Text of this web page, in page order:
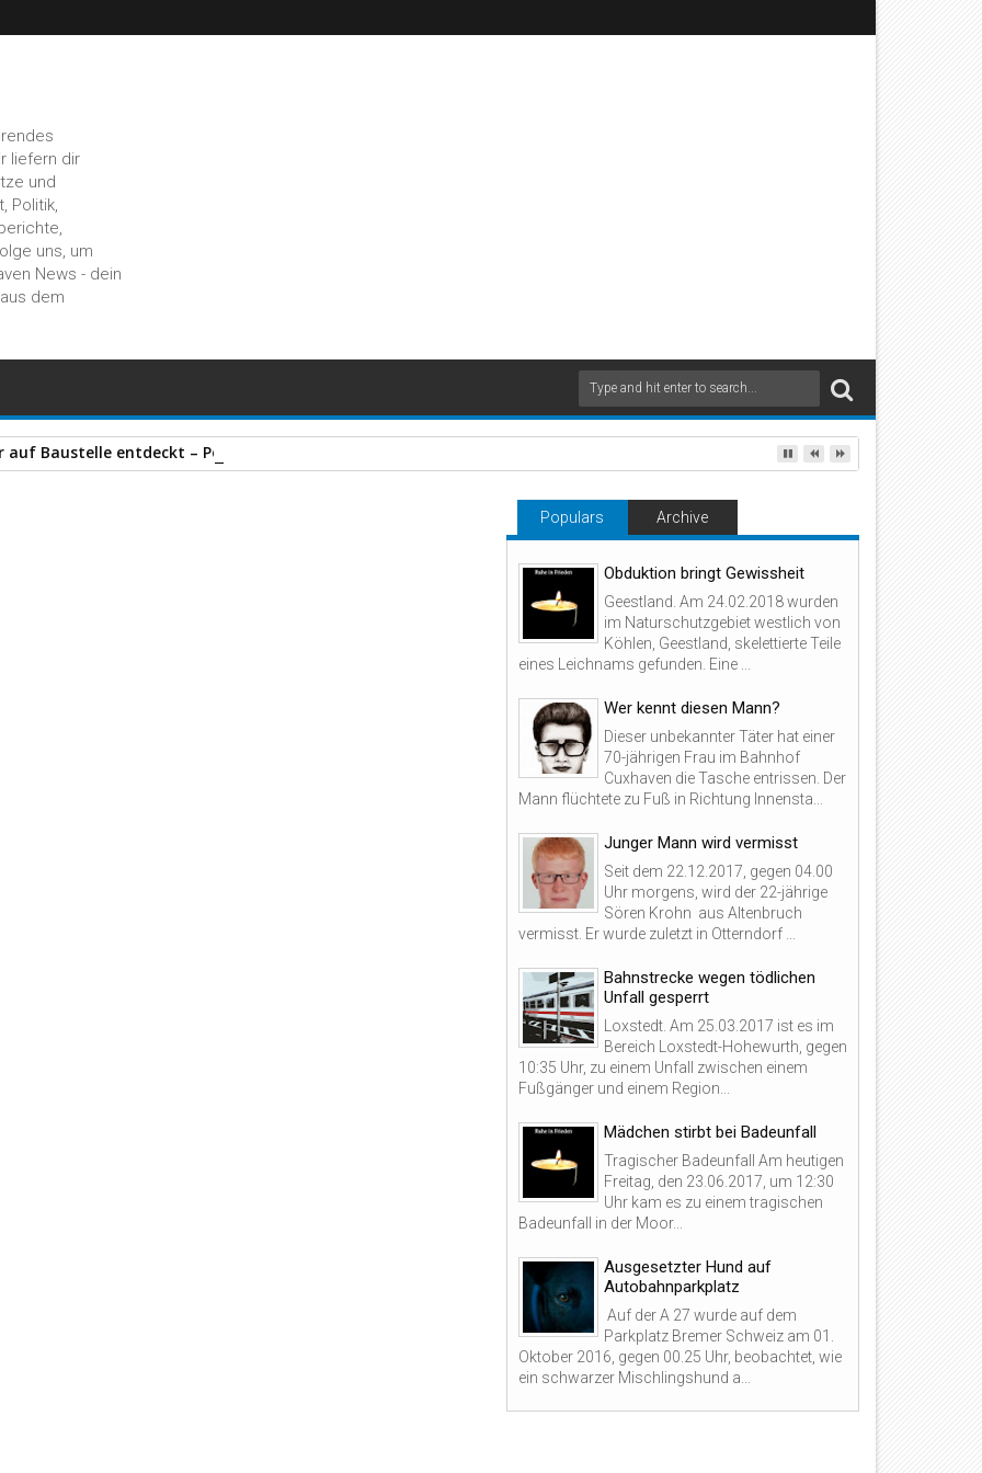
liefern dir
und
Politik,
uns, um
News - dein
dem
Baustelle entdeckt – Polizei stellt zahlreiche Gegenstände sicher
Vier Alkoholfahrten innerhalb
Schwerer Unfall in Cuxhaven:
Populars Archive
Obduktion bringt Gewissheit
Geestland. Am 24.02.2018 wurden
im Naturschutzgebiet westlich von
Köhlen, Geestland, skelettierte Teile
eines Leichnams gefunden. Eine ...
Wer kennt diesen Mann?
Dieser unbekannter Täter hat einer
70-jährigen Frau im Bahnhof
Cuxhaven die Tasche entrissen. Der
Mann flüchtete zu Fuß in Richtung Innensta...
Junger Mann wird vermisst
Seit dem 22.12.2017, gegen 04.00
Uhr morgens, wird der 22-jährige
Sören Krohn aus Altenbruch
vermisst. Er wurde zuletzt in Otterndorf ...
Bahnstrecke wegen tödlichen
Unfall gesperrt
Loxstedt. Am 25.03.2017 ist es im
Bereich Loxstedt-Hohewurth, gegen
10:35 Uhr, zu einem Unfall zwischen einem
Fußgänger und einem Region...
Mädchen stirbt bei Badeunfall
Tragischer Badeunfall Am heutigen
Freitag, den 23.06.2017, um 12:30
Uhr kam es zu einem tragischen
Badeunfall in der Moor...
Ausgesetzter Hund auf
Autobahnparkplatz
Auf der A 27 wurde auf dem
Parkplatz Bremer Schweiz am 01.
Oktober 2016, gegen 00.25 Uhr, beobachtet, wie
ein schwarzer Mischlingshund a...